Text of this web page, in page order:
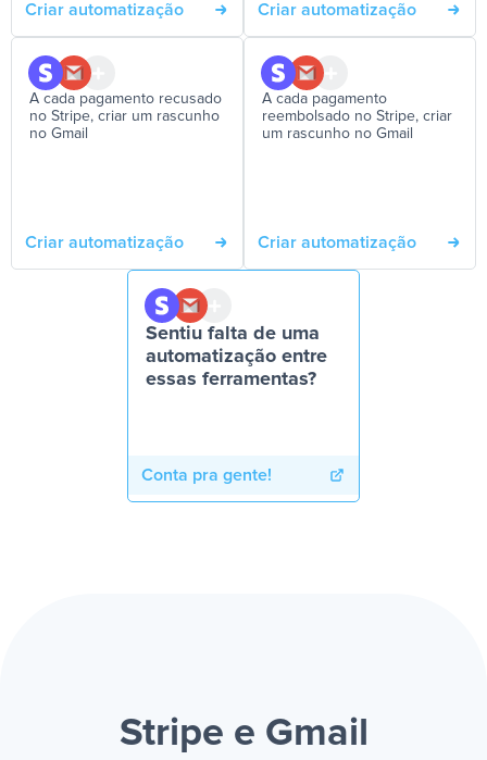
Criar automatização Criar automatização
A cada pagamento recusado
no Stripe, criar um rascunho
no Gmail
Criar automatização
A cada pagamento
reembolsado no Stripe, criar
um rascunho no Gmail
Criar automatização
Sentiu falta de uma
automatização entre
essas ferramentas?
Conta pra gente!
Stripe e Gmail